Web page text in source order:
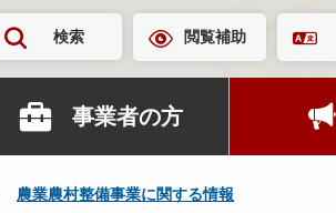
検索 閲覧補助
事業者の方
農業農村整備事業に関する情報